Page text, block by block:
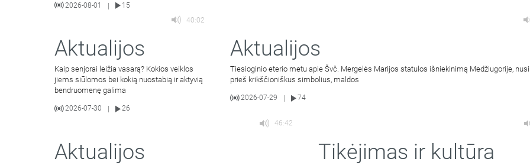
2026-08-01 | 15
40:02
Aktualijos
Kaip senjorai leižia vasarą? Kokios veiklos
jiems siūlomos bei kokią nuostabią ir aktyvią
bendruomenę galima
2026-07-30 26
Aktualijos
Tiesioginio eterio metu apie Švč. Mergelės Marijos statulos išniekinimą Medžiugorije,
prieš krikščioniškus simbolius, maldos
2026-07-29 74
46:42
Aktualijos Tikėjimas ir kultūra